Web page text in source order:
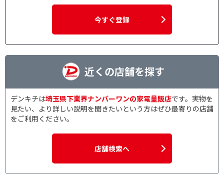
今すぐ登録
近くの店舗を探す
デンキチは埼玉県下業界ナンバーワンの家電量販店です。実物を
見たい、より詳しい説明を聞きたいという方はぜひ最寄りの店舗
をご利用ください。
店舗検索へ